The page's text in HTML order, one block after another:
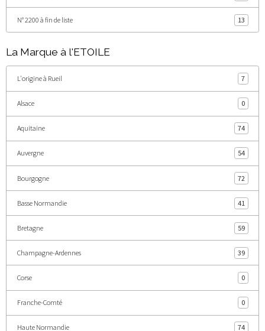
N° 2200 à fin de liste 13
La Marque à l'ETOILE
L'origine à Rueil 7
Alsace 0
Aquitaine 74
Auvergne 54
Bourgogne 72
Basse Normandie 41
Bretagne 59
Champagne-Ardennes 39
Corse 0
Franche-Comté 0
Haute Normandie 74